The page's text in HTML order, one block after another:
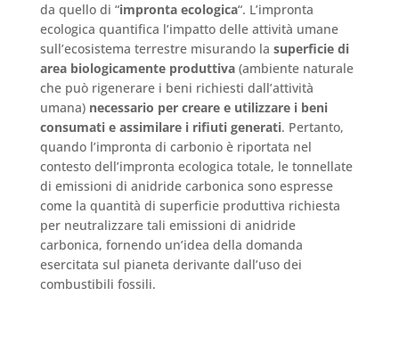
da quello di “impronta ecologica“. L’impronta
ecologica quantifica l’impatto delle attività umane
sull’ecosistema terrestre misurando la superficie di
area biologicamente produttiva(ambiente naturale
che può rigenerare i beni richiesti dall’attività
umana) necessario per creare e utilizzare i beni
consumati e assimilare i rifiuti generati. Pertanto,
quando l’impronta di carbonio è riportata nel
contesto dell’impronta ecologica totale, le tonnellate
di emissioni di anidride carbonica sono espresse
come la quantità di superficie produttiva richiesta
per neutralizzare tali emissioni di anidride
carbonica, fornendo un’idea della domanda
esercitata sul pianeta derivante dall’uso dei
combustibili fossili.